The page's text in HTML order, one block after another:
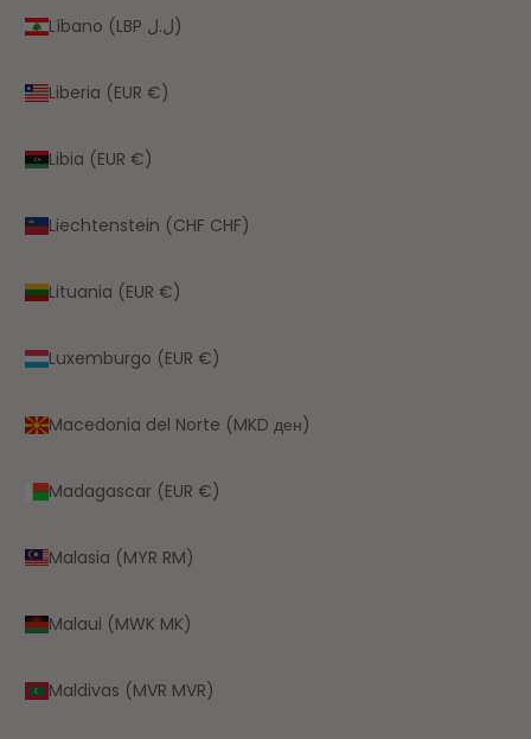
Líbano (LBP ل.ل)
Liberia (EUR €)
Libia (EUR €)
Liechtenstein (CHF CHF)
Lituania (EUR €)
Luxemburgo (EUR €)
Macedonia del Norte (MKD ден)
Madagascar (EUR €)
Malasia (MYR RM)
Malaui (MWK MK)
Maldivas (MVR MVR)